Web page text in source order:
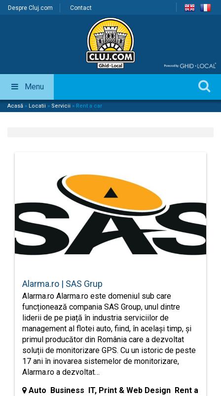
Despre Cluj.com Contact
Menu
Acasă » Locatii » Servicii » Rent a car
Alarma.ro | SAS Grup
Alarma.ro Alarma.ro este domeniul sub care
funcționează compania SAS Group, unul dintre
liderii de pe piață în industria serviciilor de
management al flotei auto, fiind, în același timp, și
primul producător din România care a dezvoltat
soluții de monitorizare GPS. Cu un istoric de peste
17 ani în inovarea sistemelor de monitorizare,
Alarma.ro a dezvoltat…
Auto Business IT, Print & Web Design Rent a